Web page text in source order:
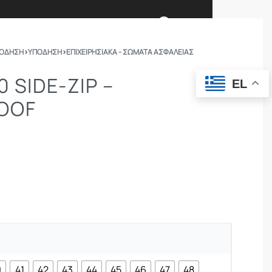
›ΥΠΟΔΗΣΗ›ΕΠΙΧΕΙΡΗΣΙΑΚΆ - ΣΏΜΑΤΑ ΑΣΦΑΛΕΊΑΣ
SIDE-ZIP –
EL